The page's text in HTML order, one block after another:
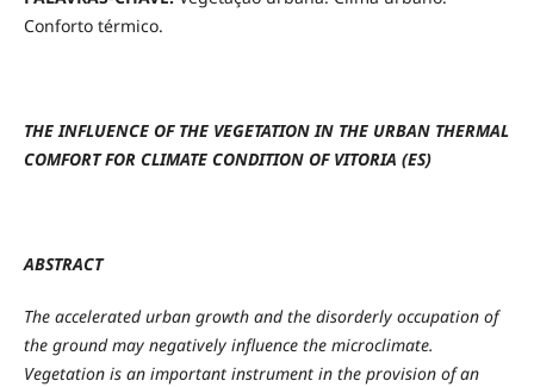
Conforto térmico.
THE INFLUENCE OF THE VEGETATION IN THE URBAN THERMAL
COMFORT FOR CLIMATE CONDITION OF VITORIA (ES)
ABSTRACT
The accelerated urban growth and the disorderly occupation of
the ground may negatively influence the microclimate.
Vegetation is an important instrument in the provision of an